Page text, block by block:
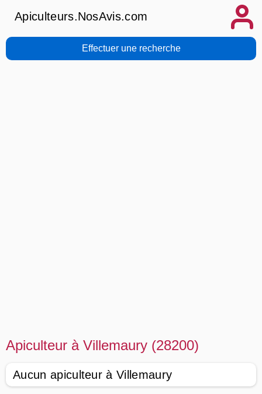
Apiculteurs.NosAvis.com
Effectuer une recherche
Apiculteur à Villemaury (28200)
Aucun apiculteur à Villemaury